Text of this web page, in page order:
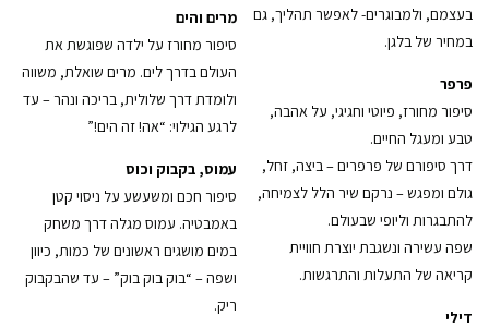
בעצמם, ולמבוגרים- לאפשר תהליך, גם
במחיר של בלגן.
פרפר
סיפור מחורז, פיוטי וחגיגי, על אהבה,
טבע ומעגל החיים.
דרך סיפורם של פרפרים – ביצה, זחל,
גולם ומפגש – נרקם שיר הלל לצמיחה,
להתבגרות וליופי שבעולם.
שפה עשירה ונשגבת יוצרת חוויית
קריאה של התעלות והתרגשות.
דילי
מרים והים
סיפור מחורז על ילדה שפוגשת את
העולם בדרך לים. מרים שואלת, משווה
ולומדת דרך שלולית, בריכה ונהר – עד
לרגע הגילוי: “אה! זה הים!”
עמוס, בקבוק וכוס
סיפור חכם ומשעשע על ניסוי קטן
באמבטיה. עמוס מגלה דרך משחק
במים מושגים ראשונים של כמות, כיוון
ושפה – “בוק בוק בוק” – עד שהבקבוק
ריק.